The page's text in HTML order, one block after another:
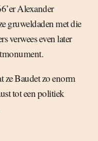
Alexander
gruweldaden met die
verwees even later
ze Baudet zo enorm
tot een politiek